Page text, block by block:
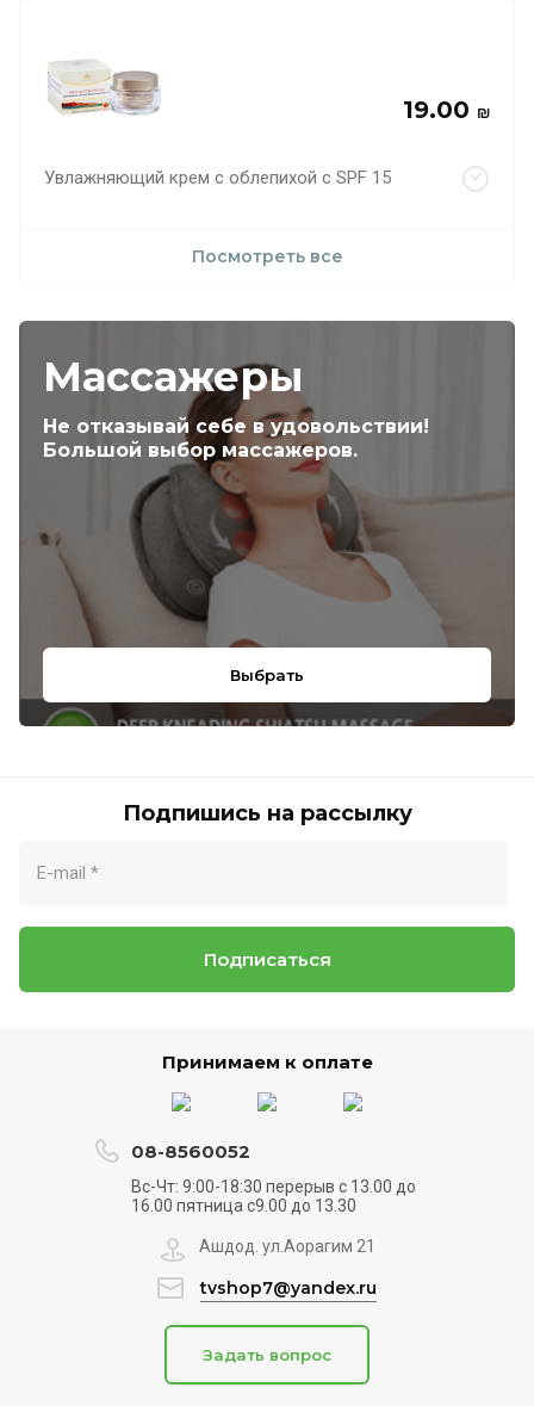
19.00 ₪
Увлажняющий крем с облепихой с SPF 15
Посмотреть все
Массажеры
Не отказывай себе в удовольствии!
Большой выбор массажеров.
Выбрать
Подпишись на рассылку
Подписаться
Принимаем к оплате
08-8560052
Вс-Чт: 9:00-18:30 перерыв с 13.00 до
16.00 пятница с9.00 до 13.30
Ашдод. ул.Аорагим 21
tvshop7@yandex.ru
Задать вопрос